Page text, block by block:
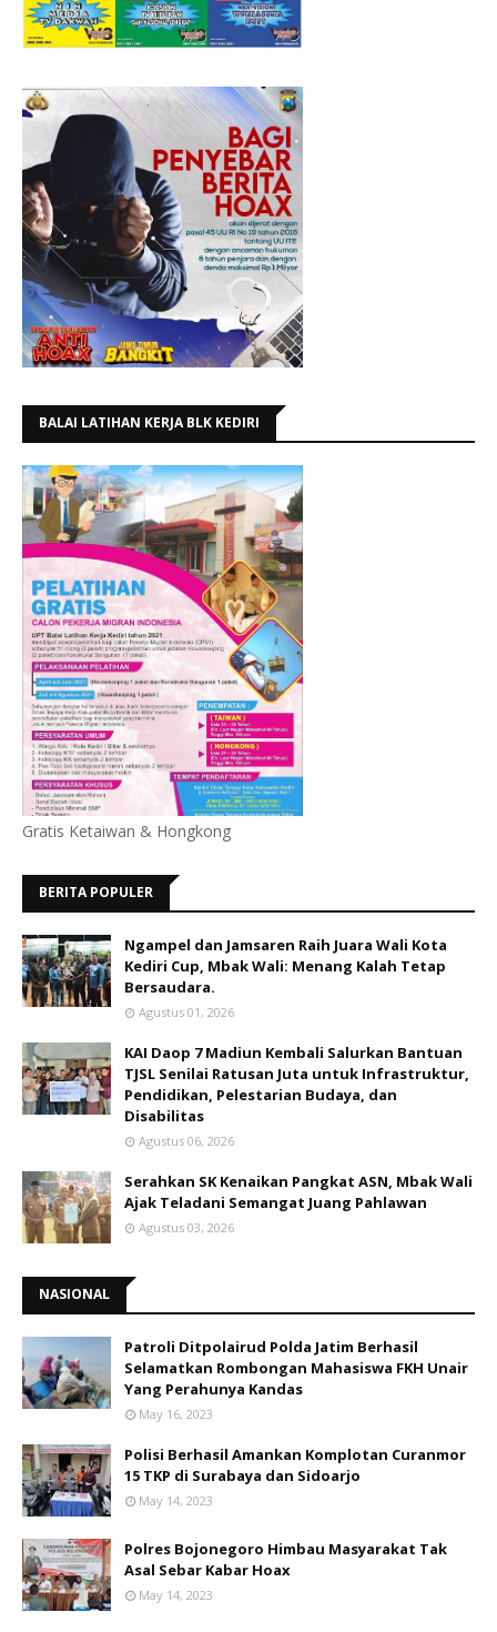
BALAI LATIHAN KERJA BLK KEDIRI
Gratis Ketaiwan & Hongkong
BERITA POPULER
Ngampel dan Jamsaren Raih Juara Wali Kota
Kediri Cup, Mbak Wali: Menang Kalah Tetap
Bersaudara.
Agustus 01, 2026
KAI Daop 7 Madiun Kembali Salurkan Bantuan
TJSL Senilai Ratusan Juta untuk Infrastruktur,
Pendidikan, Pelestarian Budaya, dan
Disabilitas
Agustus 06, 2026
Serahkan SK Kenaikan Pangkat ASN, Mbak Wali
Ajak Teladani Semangat Juang Pahlawan
Agustus 03, 2026
NASIONAL
Patroli Ditpolairud Polda Jatim Berhasil
Selamatkan Rombongan Mahasiswa FKH Unair
Yang Perahunya Kandas
May 16, 2023
Polisi Berhasil Amankan Komplotan Curanmor
15 TKP di Surabaya dan Sidoarjo
May 14, 2023
Polres Bojonegoro Himbau Masyarakat Tak
Asal Sebar Kabar Hoax
May 14, 2023